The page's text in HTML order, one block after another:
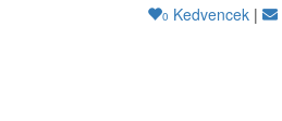
0 Kedvencek |